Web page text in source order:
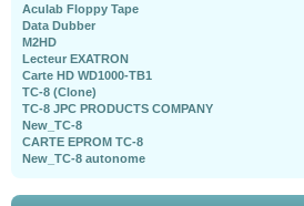
Aculab Floppy Tape
Data Dubber
M2HD
Lecteur EXATRON
Carte HD WD1000-TB1
TC-8 (Clone)
TC-8 JPC PRODUCTS COMPANY
New_TC-8
CARTE EPROM TC-8
New_TC-8 autonome